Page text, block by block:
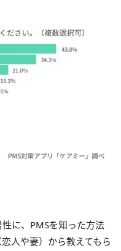
に、PMSを知った方法
人や妻）から教えてもら